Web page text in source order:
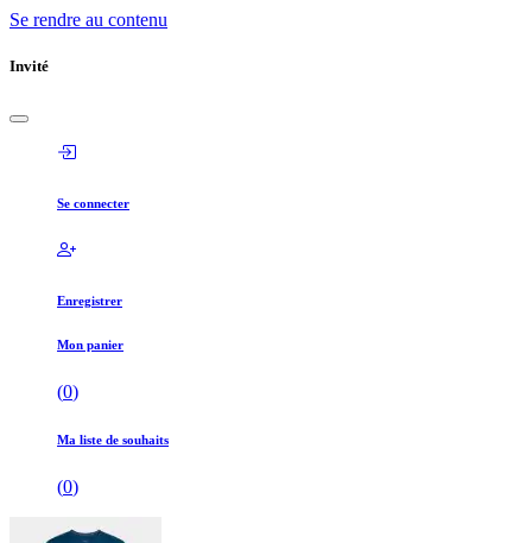
Se rendre au contenu
Invité
Se connecter
Enregistrer
Mon panier
(0)
Ma liste de souhaits
(0)